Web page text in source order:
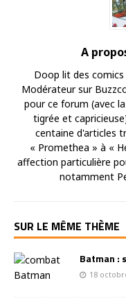
A
Doop lit des comics
Modérateur sur
pour ce forum (avec
tigrée et
centaine d'articles
« Promethea » à «
affection particulière
notamment
SUR LE MÊME THÈME
Batman :
18